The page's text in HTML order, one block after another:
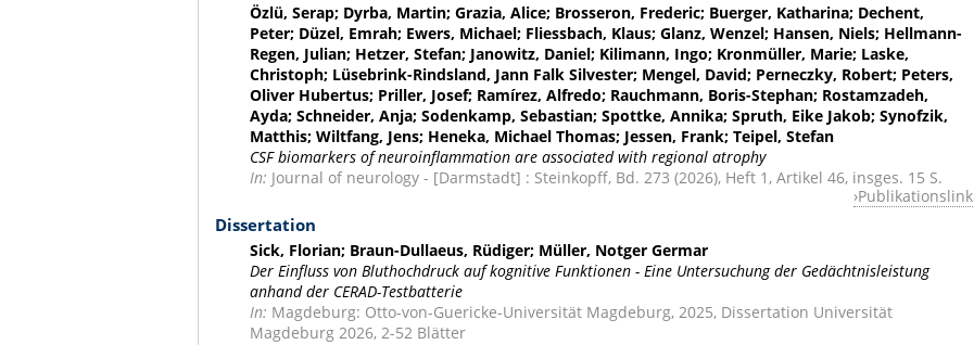
Özlü, Serap; Dyrba, Martin; Grazia, Alice; Brosseron, Frederic; Buerger, Katharina; Dechent,
Peter; Düzel, Emrah; Ewers, Michael; Fliessbach, Klaus; Glanz, Wenzel; Hansen, Niels; Hellmann-
Regen, Julian; Hetzer, Stefan; Janowitz, Daniel; Kilimann, Ingo; Kronmüller, Marie; Laske,
Christoph; Lüsebrink-Rindsland, Jann Falk Silvester; Mengel, David; Perneczky, Robert; Peters,
Oliver Hubertus; Priller, Josef; Ramírez, Alfredo; Rauchmann, Boris-Stephan; Rostamzadeh,
Ayda; Schneider, Anja; Sodenkamp, Sebastian; Spottke, Annika; Spruth, Eike Jakob; Synofzik,
Matthis; Wiltfang, Jens; Heneka, Michael Thomas; Jessen, Frank; Teipel, Stefan
CSF biomarkers of neuroinflammation are associated with regional atrophy
In: Journal of neurology - [Darmstadt] : Steinkopff, Bd. 273 (2026), Heft 1, Artikel 46, insges. 15 S.
Publikationslink
Dissertation
Sick, Florian; Braun-Dullaeus, Rüdiger; Müller, Notger Germar
Der Einfluss von Bluthochdruck auf kognitive Funktionen - Eine Untersuchung der Gedächtnisleistung
anhand der CERAD-Testbatterie
In: Magdeburg: Otto-von-Guericke-Universität Magdeburg, 2025, Dissertation Universität
Magdeburg 2026, 2-52 Blätter